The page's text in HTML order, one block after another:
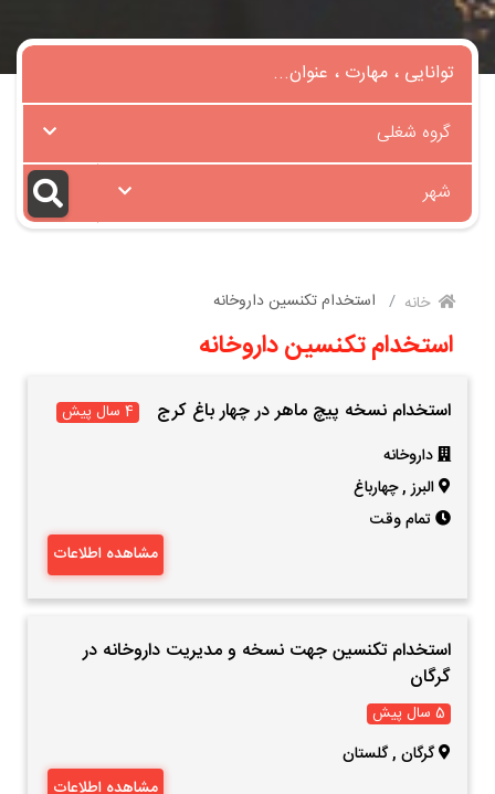
گروه شغلی
شهر
خانه استخدام تکنسین داروخانه
استخدام تکنسین داروخانه
استخدام نسخه پیچ ماهر در چهار باغ کرج 4 سال پیش
داروخانه
البرز ,چهارباغ
تمام وقت
مشاهده اطلاعات
استخدام تکنسین جهت نسخه و مدیریت داروخانه در
گرگان
5 سال پیش
گرگان ,گلستان
مشاهده اطلاعات